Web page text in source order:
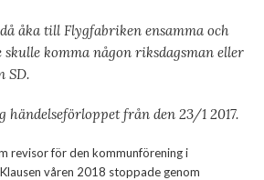
åka till Flygfabriken ensamma och
skulle komma någon riksdagsman eller
SD.
händelseförloppet från den 23/1 2017.
revisor för den kommunförening i
våren 2018 stoppade genom